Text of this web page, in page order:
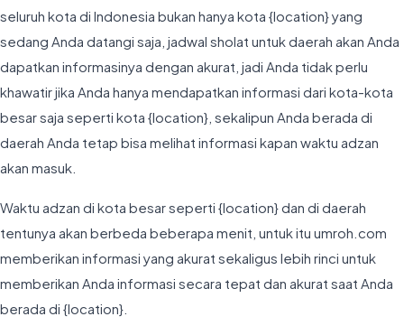
seluruh kota di Indonesia bukan hanya kota {location} yang
sedang Anda datangi saja, jadwal sholat untuk daerah akan Anda
dapatkan informasinya dengan akurat, jadi Anda tidak perlu
khawatir jika Anda hanya mendapatkan informasi dari kota-kota
besar saja seperti kota {location}, sekalipun Anda berada di
daerah Anda tetap bisa melihat informasi kapan waktu adzan
akan masuk.
Waktu adzan di kota besar seperti {location} dan di daerah
tentunya akan berbeda beberapa menit, untuk itu umroh.com
memberikan informasi yang akurat sekaligus lebih rinci untuk
memberikan Anda informasi secara tepat dan akurat saat Anda
berada di {location}.